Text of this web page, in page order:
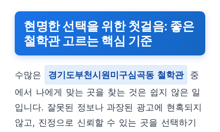
현명한 선택을 위한 첫걸음: 좋은
철학관 고르는 핵심 기준
수많은 경기도부천시원미구심곡동 철학관
중
에서 나에게 맞는 곳을 찾는 것은 쉽지 않은 일
입니다. 잘못된 정보나 과장된 광고에 현혹되지
않고, 진정으로 신뢰할 수 있는 곳을 선택하기